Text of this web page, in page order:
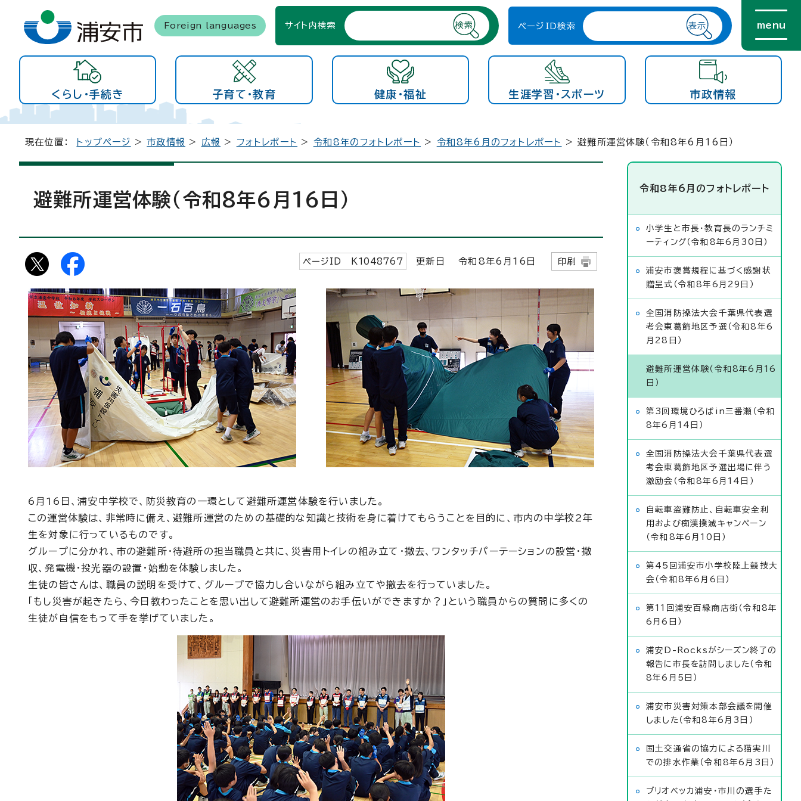
Foreign languages サイト内検索 ページID検索 menu
くらし・手続き 子育て・教育 健康・福祉 生涯学習・スポーツ 市政情報
現在位置： トップページ >市政情報 > 広報 > フォトレポート > 令和8年のフォトレポート > 令和8年6月のフォトレポート > 避難所運営体験（令和8年6月16日）
避難所運営体験（令和8年6月16日）
ページID K 1048767 更新日 令和8年6月 16 日 印刷
6月16日、浦安中学校で、防災教育の一環として避難所運営体験を行いました。
この運営体験は、非常時に備え、避難所運営のための基礎的な知識と技術を身に着けてもらうことを目的に、市内の中学校2年
生を対象に行っているものです。
グループに分かれ、市の避難所・待避所の担当職員と共に、災害用トイレの組み立て・撤去、ワンタッチパーテーションの設営・撤
収、発電機・投光器の設置・始動を体験しました。
生徒の皆さんは、職員の説明を受けて、グループで協力し合いながら組み立てや撤去を行っていました。
「もし災害が起きたら、今日教わったことを思い出して避難所運営のお手伝いができますか？」という職員からの質問に多くの
生徒が自信をもって手を挙げていました。
令和8年6月のフォトレポート
小学生と市長・教育長のランチミ
ーティング（令和8年6月30日）
浦安市褒賞規程に基づく感謝状
贈呈式（令和8年6月29日）
全国消防操法大会千葉県代表選
考会東葛飾地区予選（令和8年6
月28日）
避難所運営体験（令和8年6月16
日）
第3回環境ひろばin三番瀬（令和
8年6月14日）
全国消防操法大会千葉県代表選
考会東葛飾地区予選出場に伴う
激励会（令和8年6月14日）
自転車盗難防止、自転車安全利
用および痴漢撲滅キャンペーン
（令和8年6月10日）
第45回浦安市小学校陸上競技大
会（令和8年6月6日）
第11回浦安百縁商店街（令和8年
6月6日）
浦安D-Rocksがシーズン終了の
報告に市長を訪問しました（令和
8年6月5日）
浦安市災害対策本部会議を開催
しました（令和8年6月3日）
国土交通省の協力による猫実川
での排水作業（令和8年6月3日）
ブリオベッカ浦安・市川の選手た